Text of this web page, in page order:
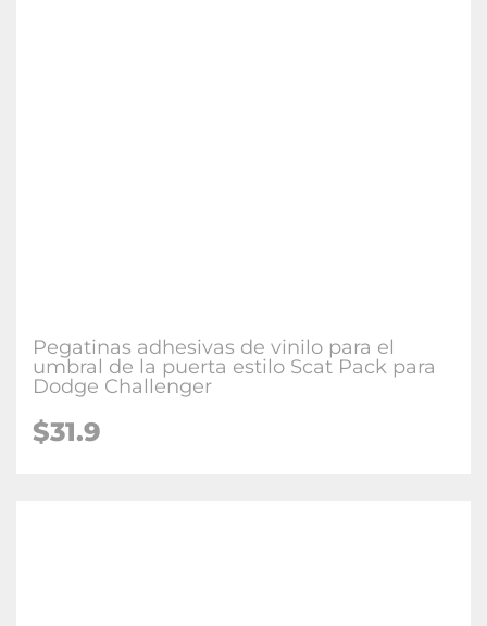
Pegatinas adhesivas de vinilo para el
umbral de la puerta estilo Scat Pack para
Dodge Challenger
$31.9